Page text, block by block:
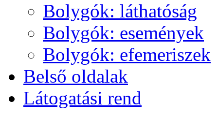
Boly­gók: lát­ha­tó­ság
Boly­gók: ese­mé­nyek
Boly­gók: efe­me­ri­szek
Bel­ső ol­da­lak
Lá­to­ga­tá­si rend